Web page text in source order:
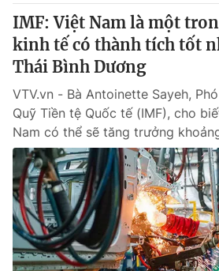
IMF: Việt Nam là một
kinh tế có thành tích tốt
Thái Bình Dương
VTV.vn - Bà Antoinette Sayeh,
Quỹ Tiền tệ Quốc tế (IMF), cho
Nam có thể sẽ tăng trưởng